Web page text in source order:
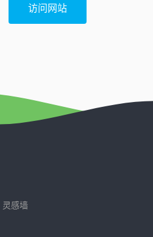
访问网站
灵感墙